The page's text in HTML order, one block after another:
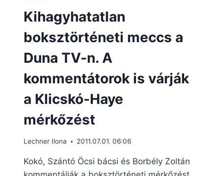
Kihagyhatatlan
boksztörténeti meccs a
Duna TV-n. A
kommentátorok is várják
a Klicskó-Haye
mérkőzést
Lechner Ilona 2011.07.01. 06:06
Kokó, Szántó Öcsi bácsi és Borbély Zoltán